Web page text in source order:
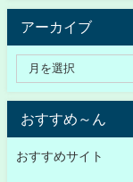
アーカイブ
おすすめ～ん
おすすめサイト